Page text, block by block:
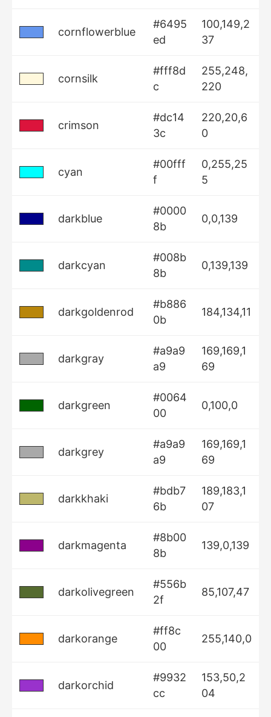
cornflowerblue
#6495
ed
100,149,2
37
cornsilk
#fff8d
c
255,248,
220
crimson
#dc14
3c
220,20,6
0
cyan
#00fff
f
0,255,25
5
darkblue
#0000
8b
0,0,139
darkcyan
#008b
8b
0,139,139
darkgoldenrod
#b886
0b
184,134,11
darkgray
#a9a9
a9
169,169,1
69
darkgreen
#0064
00
0,100,0
darkgrey
#a9a9
a9
169,169,1
69
darkkhaki
#bdb7
6b
189,183,1
07
darkmagenta
#8b00
8b
139,0,139
darkolivegreen
#556b
2f
85,107,47
darkorange
#ff8c
00
255,140,0
darkorchid
#9932
cc
153,50,2
04